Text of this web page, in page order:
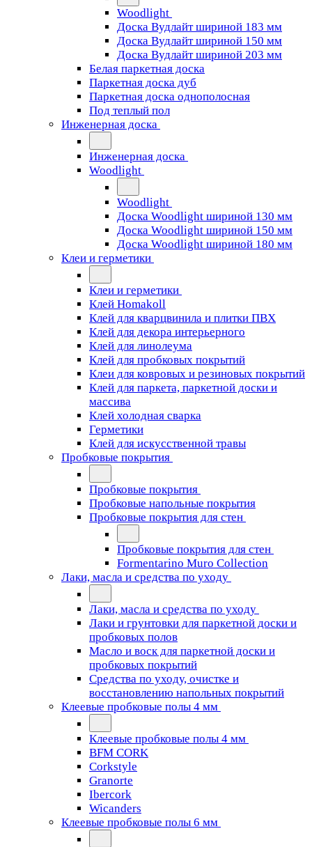
Woodlight
Доска Вудлайт шириной 183 мм
Доска Вудлайт шириной 150 мм
Доска Вудлайт шириной 203 мм
Белая паркетная доска
Паркетная доска дуб
Паркетная доска однополосная
Под теплый пол
Инженерная доска
Инженерная доска
Woodlight
Woodlight
Доска Woodlight шириной 130 мм
Доска Woodlight шириной 150 мм
Доска Woodlight шириной 180 мм
Клеи и герметики
Клеи и герметики
Клей Homakoll
Клей для кварцвинила и плитки ПВХ
Клей для декора интерьерного
Клей для линолеума
Клей для пробковых покрытий
Клеи для ковровых и резиновых покрытий
Клей для паркета, паркетной доски и
массива
Клей холодная сварка
Герметики
Клей для искусственной травы
Пробковые покрытия
Пробковые покрытия
Пробковые напольные покрытия
Пробковые покрытия для стен
Пробковые покрытия для стен
Formentarino Muro Collection
Лаки, масла и средства по уходу
Лаки, масла и средства по уходу
Лаки и грунтовки для паркетной доски и
пробковых полов
Масло и воск для паркетной доски и
пробковых покрытий
Средства по уходу, очистке и
восстановлению напольных покрытий
Клеевые пробковые полы 4 мм
Клеевые пробковые полы 4 мм
BFM CORK
Corkstyle
Granorte
Ibercork
Wicanders
Клеевые пробковые полы 6 мм